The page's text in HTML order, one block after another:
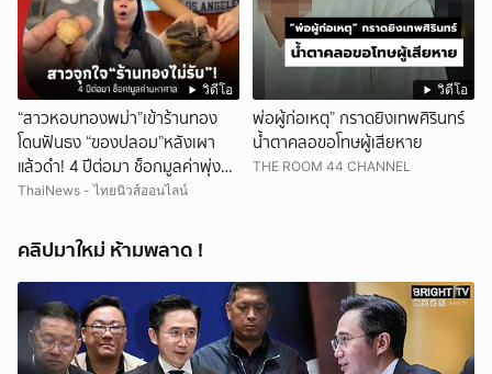
วิดีโอ
“สาวหอบทองพม่า”เข้าร้านทอง
โดนฟันธง “ของปลอม”หลังเผา
แล้วดำ! 4 ปีต่อมา ช็อกมูลค่าพุ่ง
มหาศาล!
ThaiNews - ไทยนิวส์ออนไลน์
วิดีโอ
พ่อผู้ก่อเหตุ” กราดยิงเทพศิรินทร์
น้ำตาคลอขอโทษผู้เสียหาย
THE ROOM 44 CHANNEL
คลิปมาใหม่ ห้ามพลาด !